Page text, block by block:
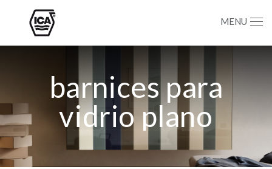
MENU
barnices para
vidrio plano